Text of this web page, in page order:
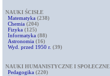
NAUKI ŚCISŁE
Matematyka (238)
Chemia (204)
Fizyka (125)
Informatyka (88)
Astronomia (16)
Wyd. przed 1950 r. (39)
NAUKI HUMANISTYCZNE I SPOŁECZNE
Pedagogika (220)